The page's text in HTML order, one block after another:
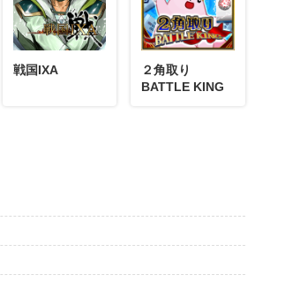
10月31日 コメント
手です。
戦国IXA
２角取り
BATTLE KING